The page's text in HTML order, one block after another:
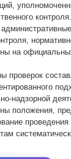
контроля.
на
проверок
надзорной
положения,